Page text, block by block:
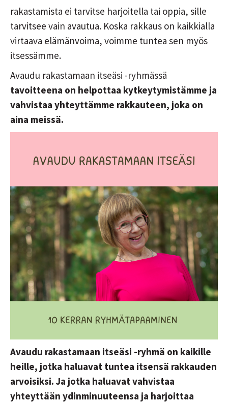
rakastamista ei tarvitse harjoitella tai oppia, sille
tarvitsee vain avautua. Koska rakkaus on kaikkialla
virtaava elämänvoima, voimme tuntea sen myös
itsessämme.
Avaudu rakastamaan itseäsi -ryhmässä
tavoitteena on helpottaa kytkeytymistämme ja
vahvistaa yhteyttämme rakkauteen, joka on
aina meissä.
Avaudu rakastamaan itseäsi -ryhmä on kaikille
heille, jotka haluavat tuntea itsensä rakkauden
arvoisiksi. Ja jotka haluavat vahvistaa
yhteyttään ydinminuuteensa ja harjoittaa